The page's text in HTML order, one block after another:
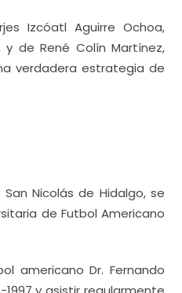
Izcóatl Aguirre Ochoa,
de René Colín Martínez,
verdadera estrategia de
Nicolás de Hidalgo, se
de Futbol Americano
americano Dr. Fernando